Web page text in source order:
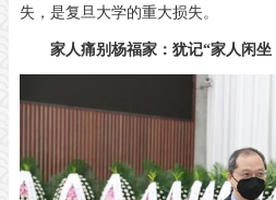
失，是复旦大学的重大损失。
家人痛别杨福家：犹记“家人闲坐